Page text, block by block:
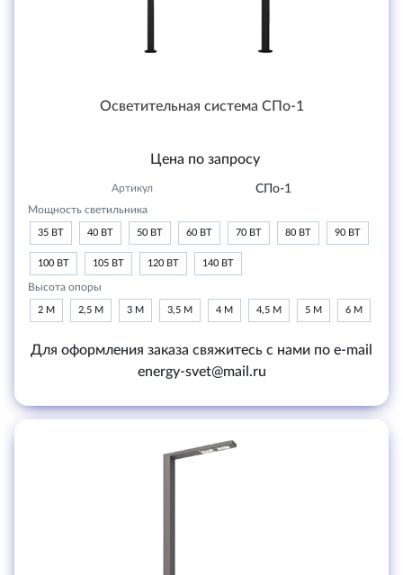
Осветительная система СПо-1
Цена по запросу
Артикул СПо-1
Мощность светильника
35 ВТ 40 ВТ 50 ВТ 60 ВТ 70 ВТ 80 ВТ 90 ВТ
100 ВТ 105 ВТ 120 ВТ 140 ВТ
Высота опоры
2 М 2,5 М 3 М 3,5 М 4 М 4,5 М 5 М 6 М
Для оформления заказа свяжитесь с нами по e-mail
energy-svet@mail.ru